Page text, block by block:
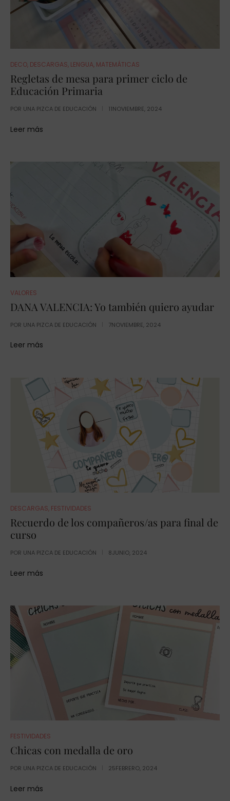
DECO, DESCARGAS, LENGUA, MATEMÁTICAS
Regletas de mesa para primer ciclo de
Educación Primaria
POR UNA PIZCA DE EDUCACIÓN 11NOVIEMBRE, 2024
Leer más
VALORES
DANA VALENCIA: Yo también quiero ayudar
POR UNA PIZCA DE EDUCACIÓN 7NOVIEMBRE, 2024
Leer más
DESCARGAS, FESTIVIDADES
Recuerdo de los compañeros/as para final de
curso
POR UNA PIZCA DE EDUCACIÓN 8JUNIO, 2024
Leer más
FESTIVIDADES
Chicas con medalla de oro
POR UNA PIZCA DE EDUCACIÓN 25FEBRERO, 2024
Leer más